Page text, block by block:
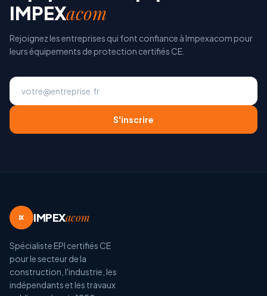
IMPEXacom
Rejoignez les entreprises qui font confiance à Impexacom pour
leurs équipements de protection certifiés CE.
S'inscrire
IX IMPEXacom
Spécialiste EPI certifiés CE
pour le secteur de la
construction, l'industrie, les
indépendants et les travaux